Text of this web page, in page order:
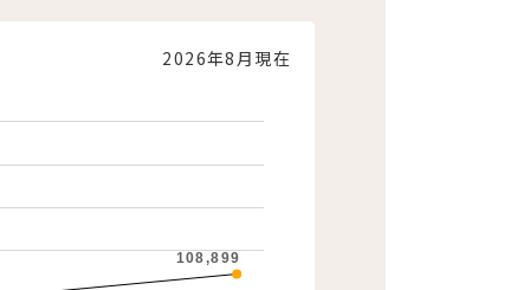
2026年8月現在
108,899